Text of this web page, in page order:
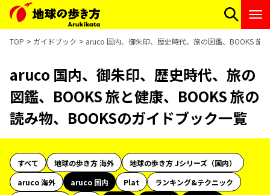
TOP ガイドブック aruco 国内、御朱印、歴史時代、旅の図鑑、BOOKS 旅
aruco 国内、御朱印、歴史時代、旅の
図鑑、BOOKS 旅と健康、BOOKS 旅の
読み物、BOOKSのガイドブック一覧
すべて 地球の歩き方 海外
地球の歩き方 Jシリーズ（国内）
aruco 海外
aruco 国内 Plat
ランキング&テクニック